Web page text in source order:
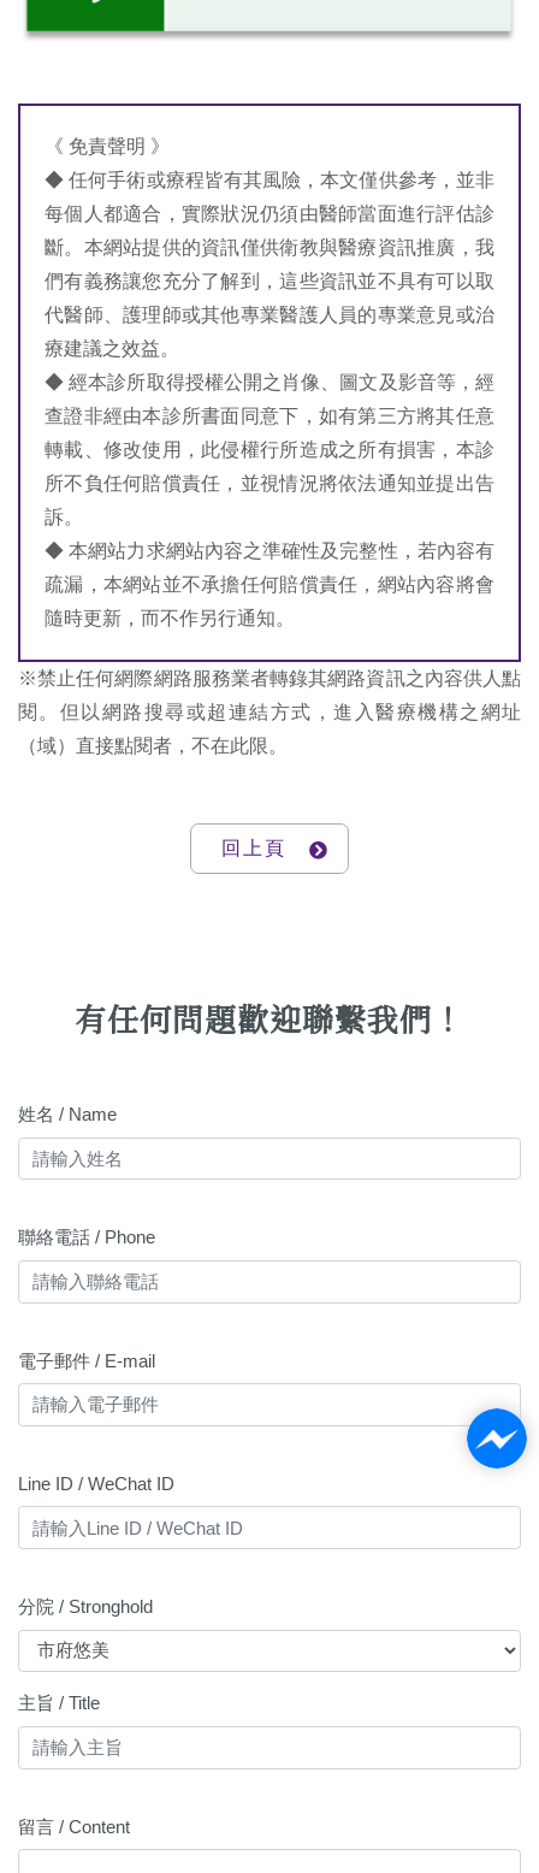
《 免責聲明 》
◆ 任何手術或療程皆有其風險，本文僅供參考，並非
每個人都適合，實際狀況仍須由醫師當面進行評估診
斷。本網站提供的資訊僅供衛教與醫療資訊推廣，我
們有義務讓您充分了解到，這些資訊並不具有可以取
代醫師、護理師或其他專業醫護人員的專業意見或治
療建議之效益。
◆ 經本診所取得授權公開之肖像、圖文及影音等，經
查證非經由本診所書面同意下，如有第三方將其任意
轉載、修改使用，此侵權行所造成之所有損害，本診
所不負任何賠償責任，並視情況將依法通知並提出告
訴。
◆ 本網站力求網站內容之準確性及完整性，若內容有
疏漏，本網站並不承擔任何賠償責任，網站內容將會
隨時更新，而不作另行通知。
※禁止任何網際網路服務業者轉錄其網路資訊之內容供人點
閱。但以網路搜尋或超連結方式，進入醫療機構之網址
（域）直接點閱者，不在此限。
回上頁
有任何問題歡迎聯繫我們！
姓名 / Name
聯絡電話 / Phone
電子郵件 / E-mail
Line ID / WeChat ID
分院 / Stronghold
主旨 / Title
留言 / Content